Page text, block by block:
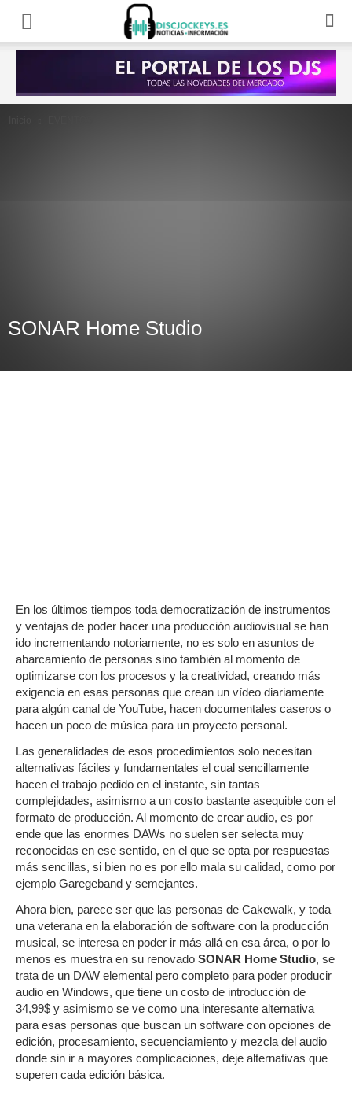
SONAR Home Studio
En los últimos tiempos toda democratización de instrumentos
y ventajas de poder hacer una producción audiovisual se han
ido incrementando notoriamente, no es solo en asuntos de
abarcamiento de personas sino también al momento de
optimizarse con los procesos y la creatividad, creando más
exigencia en esas personas que crean un vídeo diariamente
para algún canal de YouTube, hacen documentales caseros o
hacen un poco de música para un proyecto personal.
Las generalidades de esos procedimientos solo necesitan
alternativas fáciles y fundamentales el cual sencillamente
hacen el trabajo pedido en el instante, sin tantas
complejidades, asimismo a un costo bastante asequible con el
formato de producción. Al momento de crear audio, es por
ende que las enormes DAWs no suelen ser selecta muy
reconocidas en ese sentido, en el que se opta por respuestas
más sencillas, si bien no es por ello mala su calidad, como por
ejemplo Garegeband y semejantes.
Ahora bien, parece ser que las personas de Cakewalk, y toda
una veterana en la elaboración de software con la producción
musical, se interesa en poder ir más allá en esa área, o por lo
menos es muestra en su renovado SONAR Home Studio, se
trata de un DAW elemental pero completo para poder producir
audio en Windows, que tiene un costo de introducción de
34,99$ y asimismo se ve como una interesante alternativa
para esas personas que buscan un software con opciones de
edición, procesamiento, secuenciamiento y mezcla del audio
donde sin ir a mayores complicaciones, deje alternativas que
superen cada edición básica.